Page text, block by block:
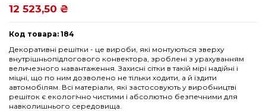
12 523,50 ₴
Код товара: 184
Декоративні решітки - це вироби, які монтуються зверху
внутрішньопідлогового конвектора, зроблені з урахуванням
величезного навантаження. Захисні сітки в такій мірі надійні і
міцні, що по ним дозволено не тільки ходити, а й їздити
автомобілям. Всі матеріали, які застосовують у виробництві
решіток є екологічно чистими і абсолютно безпечними для
навколишнього середовища.